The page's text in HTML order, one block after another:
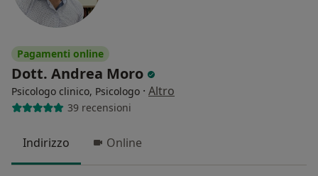
Pagamenti online
Dott. Andrea Moro
Psicologo clinico, Psicologo · Altro
39 recensioni
Indirizzo Online